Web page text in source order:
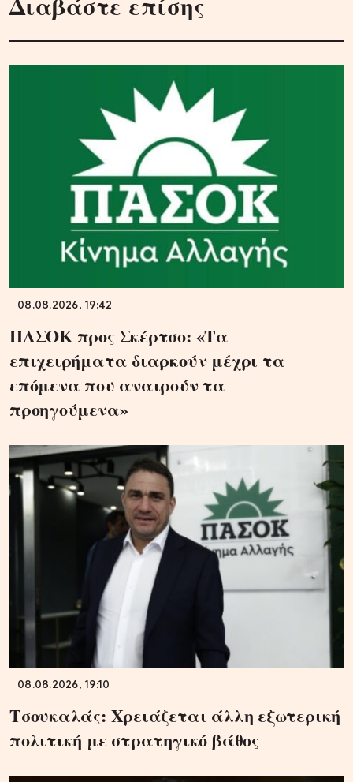
08.08.2026, 19:42
ΠΑΣΟΚ προς Σκέρτσο: «Τα
επιχειρήματα διαρκούν μέχρι τα
επόμενα που αναιρούν τα
προηγούμενα»
08.08.2026, 19:10
Τσουκαλάς: Xρειάζεται άλλη εξωτερική
πολιτική με στρατηγικό βάθος